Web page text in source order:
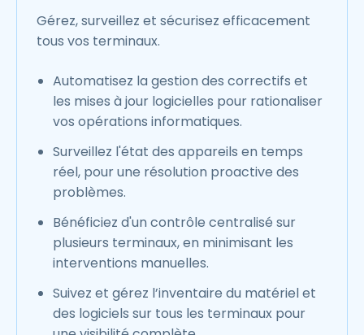
Gérez, surveillez et sécurisez efficacement
tous vos terminaux.
Automatisez la gestion des correctifs et
les mises à jour logicielles pour rationaliser
vos opérations informatiques.
Surveillez l'état des appareils en temps
réel, pour une résolution proactive des
problèmes.
Bénéficiez d'un contrôle centralisé sur
plusieurs terminaux, en minimisant les
interventions manuelles.
Suivez et gérez l’inventaire du matériel et
des logiciels sur tous les terminaux pour